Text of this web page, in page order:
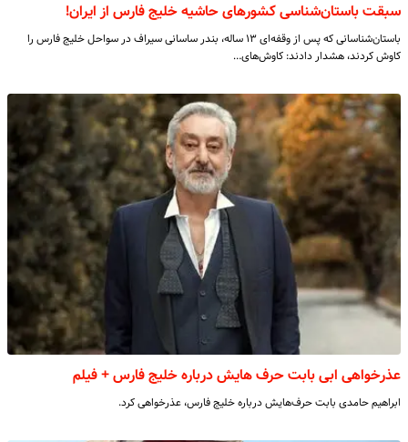
سبقت باستان‌شناسی کشورهای حاشیه خلیج فارس از ایران!
باستان‌شناسانی که پس از وقفه‌ای ۱۳ ساله، بندر ساسانی سیراف در سواحل خلیج فارس را
کاوش کردند، هشدار دادند: کاوش‌های…
عذرخواهی ابی بابت حرف هایش درباره خلیج فارس + فیلم
ابراهیم حامدی بابت حرف‌هایش درباره خلیج فارس، عذرخواهی کرد.